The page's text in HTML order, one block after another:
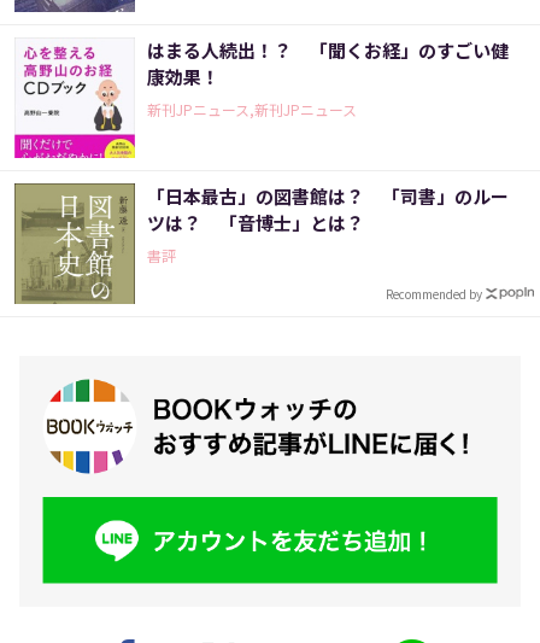
はまる人続出！？ 「聞くお経」のすごい健
康効果！
新刊JPニュース,新刊JPニュース
「日本最古」の図書館は？ 「司書」のルー
ツは？ 「音博士」とは？
書評
Recommended by